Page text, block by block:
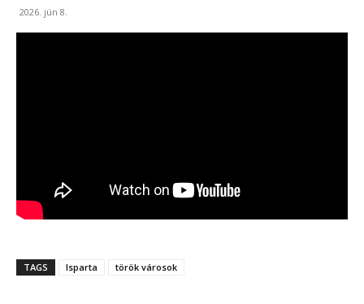
2026. jún 8.
TAGS Isparta török városok